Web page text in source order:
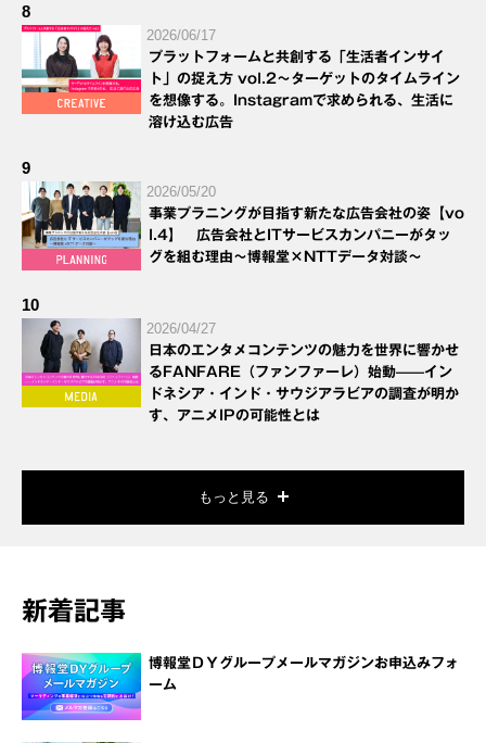
8
2026/06/17
プラットフォームと共創する「生活者インサイ
ト」の捉え方 vol.2～ターゲットのタイムライン
を想像する。Instagramで求められる、生活に
溶け込む広告
9
2026/05/20
事業プラニングが目指す新たな広告会社の姿【vo
l.4】 広告会社とITサービスカンパニーがタッ
グを組む理由～博報堂×NTTデータ対談～
10
2026/04/27
日本のエンタメコンテンツの魅力を世界に響かせ
るFANFARE（ファンファーレ）始動——イン
ドネシア・インド・サウジアラビアの調査が明か
す、アニメIPの可能性とは
もっと見る
新着記事
博報堂ＤＹグループメールマガジンお申込みフォ
ーム